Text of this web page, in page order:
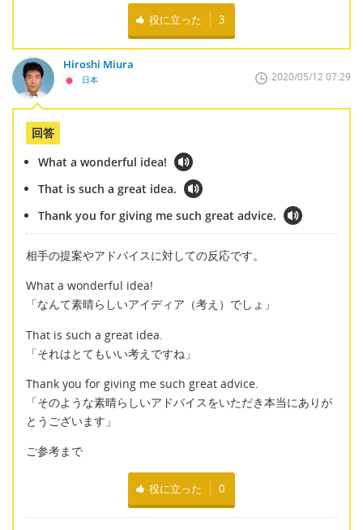
役に立った 3
Hiroshi Miura
日本 2020/05/12 07:29
回答
What a wonderful idea!
That is such a great idea.
Thank you for giving me such great advice.
相手の提案やアドバイスに対しての反応です。
What a wonderful idea!
「なんて素晴らしいアイディア（考え）でしょ」
That is such a great idea.
「それはとてもいい考えですね」
Thank you for giving me such great advice.
「そのような素晴らしいアドバイスをいただき本当にありが
とうございます」
ご参考まで
役に立った 0